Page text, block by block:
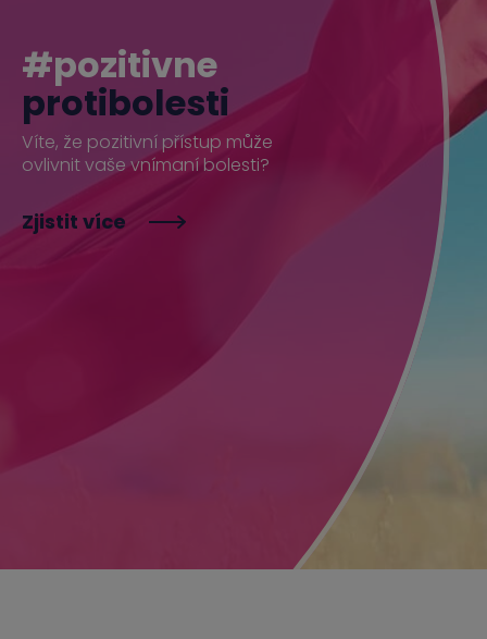
#pozitivne
protibolesti
Víte, že pozitivní přístup může
ovlivnit vaše vnímaní bolesti?
Zjistit více